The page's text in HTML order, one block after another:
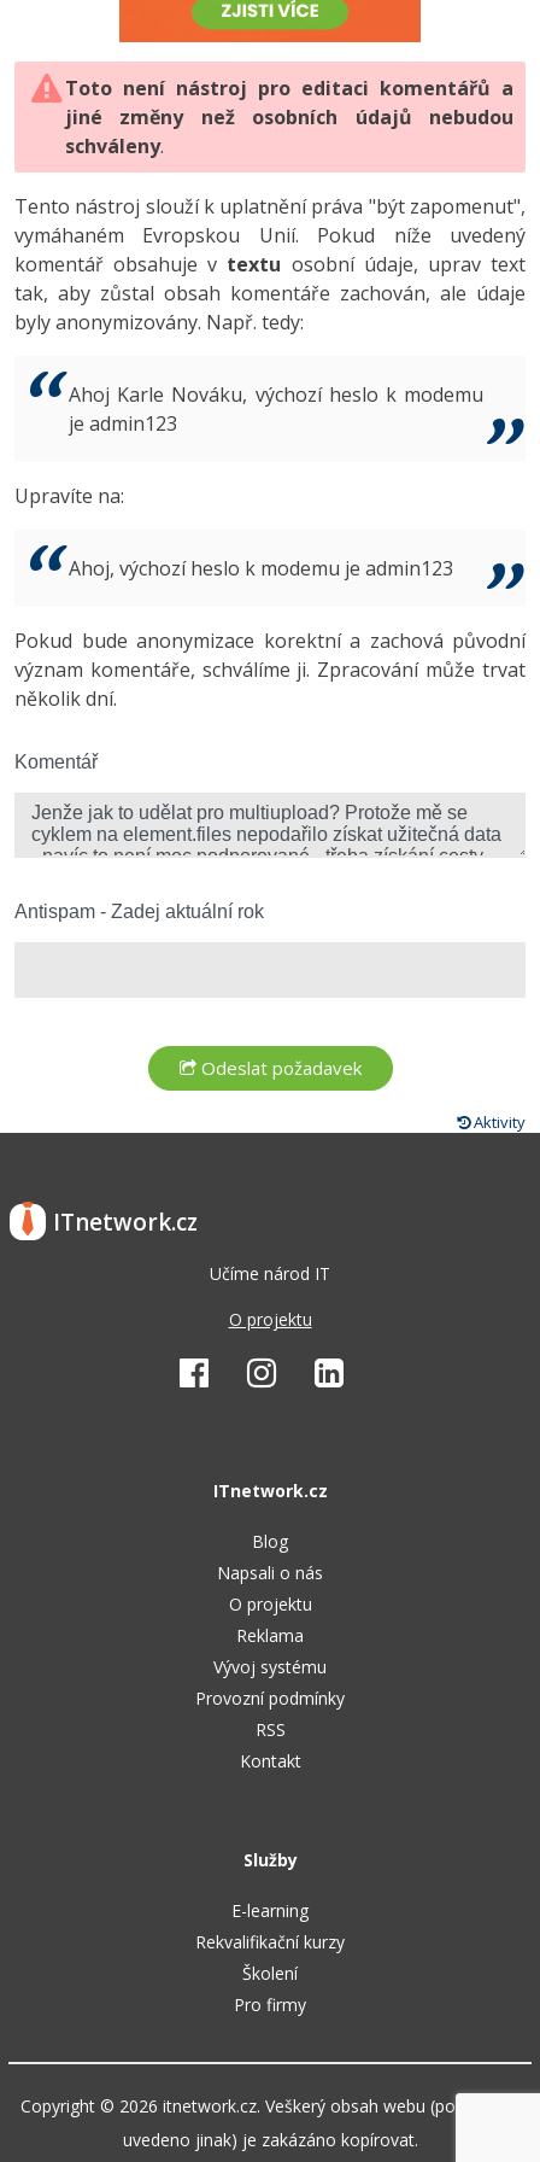
HTML5, CSS3, Bootstrap, SEO
SQL a databáze
Testování a verzování
UML a návrhové vzory
React
Spring
ASP.NET MVC
Best practices
PHP
JavaScript
Python
HTML / CSS
UML a návrhové vzory
MySQL/MariaDB
MS-SQL
Vývojář mobilních aplikací
C# Game developer
Tester
Systémový administrátor
3D grafik
Copywriter
WordPress specialista
-80%
JavaScript -80%
PHP -80%
Swift -80%
Kotlin -80%
VB.NET
Algoritmy -41%
Umělá inteligence (AI) -10%
Fórum
Digitální gramotnost
Marketing
WordPress
SEO
UX
Business
Copywriting
Windows
Kybernetická bezpečnost
Photoshop -80%
Adobe Illustrator -80%
Adobe Lightroom
Adobe XD
Adobe InDesign -25%
Adobe After Effects
Inkscape
Fórum
Toto není nástroj pro editaci komentářů a
jiné změny než osobních údajů nebudou
schváleny.
Tento nástroj slouží k uplatnění práva "být zapomenut",
vymáhaném Evropskou Unií. Pokud níže uvedený
komentář obsahuje v textu osobní údaje, uprav text
tak, aby zůstal obsah komentáře zachován, ale údaje
byly anonymizovány. Např. tedy:
Ahoj Karle Nováku, výchozí heslo k modemu
je admin123
Upravíte na:
Ahoj, výchozí heslo k modemu je admin123
Pokud bude anonymizace korektní a zachová původní
význam komentáře, schválíme ji. Zpracování může trvat
několik dní.
Komentář
Antispam - Zadej aktuální rok
Aktivity
ITnetwork.cz
Učíme národ IT
O projektu
ITnetwork.cz
Blog
Napsali o nás
O projektu
Reklama
Vývoj systému
Provozní podmínky
RSS
Kontakt
Služby
E-learning
Rekvalifikační kurzy
Školení
Pro firmy
Copyright © 2026 itnetwork.cz. Veškerý obsah webu (pokud není
uvedeno jinak) je zakázáno kopírovat.